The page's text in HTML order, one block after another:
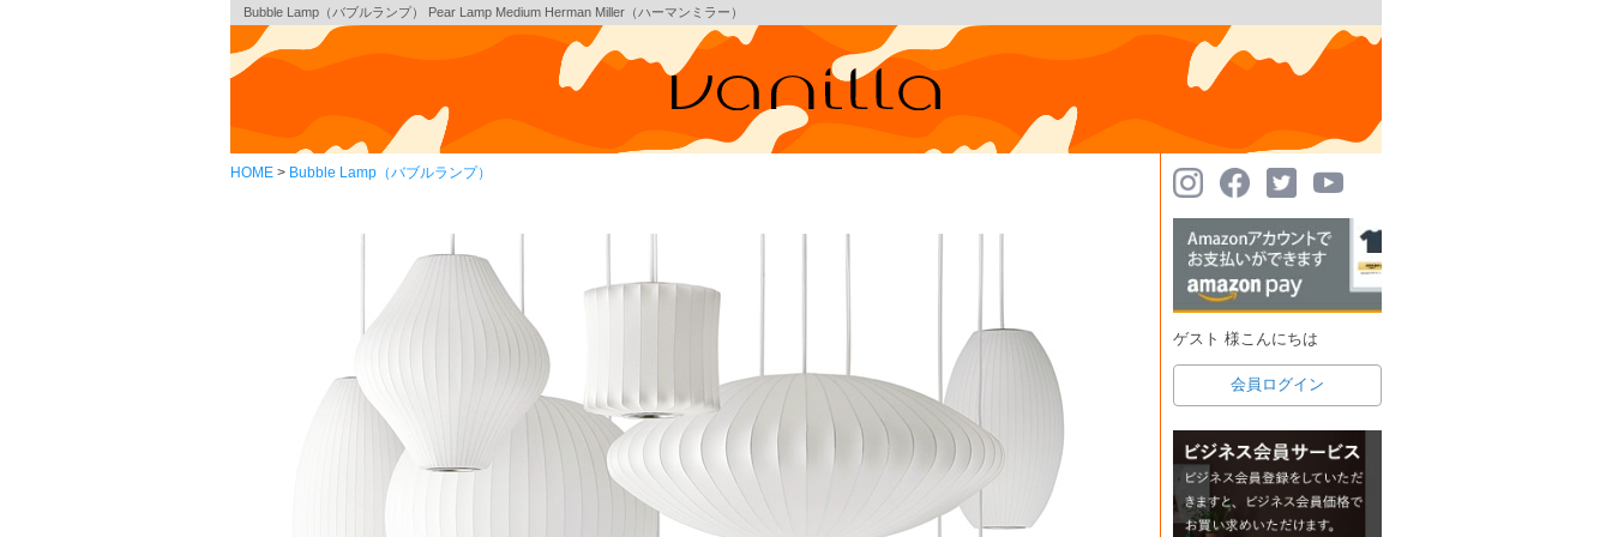
Bubble Lamp（バブルランプ） Pear Lamp Medium Herman Miller（ハーマンミラー）
HOME Bubble Lamp（バブルランプ）
ゲスト 様こんにちは
会員ログイン